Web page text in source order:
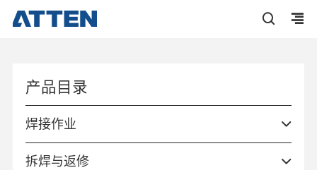
产品目录
焊接作业
拆焊与返修